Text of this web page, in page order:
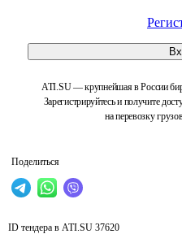
ATI.SU — крупнейшая в России
Зарегистрируйтесь и получите
на перевозку
Поделиться
ID тендера в ATI.SU 37620